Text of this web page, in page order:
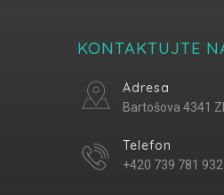
KONTAKTUJTE
Adresa
Bartošova 4341
Telefon
+420 739 781 932